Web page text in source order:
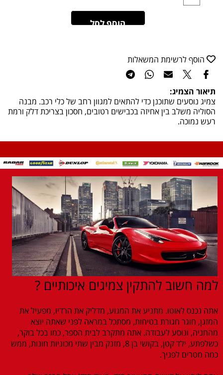
הוסף לסל
הוסף לרשימת המשאלות
תיאור הצמיג:
צמיג נוסעים שתוכנן כדי להתאים למגוון רחב של כלי רכב. מבנה
הסוליה משלב בין אחיזה בכבישים רטובים, חסכון בצריכת דלק ורמת
רעש נמוכה.
למה חשוב להתקין צמיגים איכותיים ?
אתה נכנס לאוטו. מתניע את המנוע, מדליק את הרדיו, מפעיל את
המזגן, חוגר חגורת בטיחות, מסתכל במראה לפני שאתה יוצא
מהחניה, ונוסע לעבודה. אתה מתקרב לבית הספר, כמו בכל בוקר,
כשלפתע, ילד קטן, בקושי בן 8, מזנק מבין שתי מכוניות חונות, ממש
כמה מטרים לפניך.